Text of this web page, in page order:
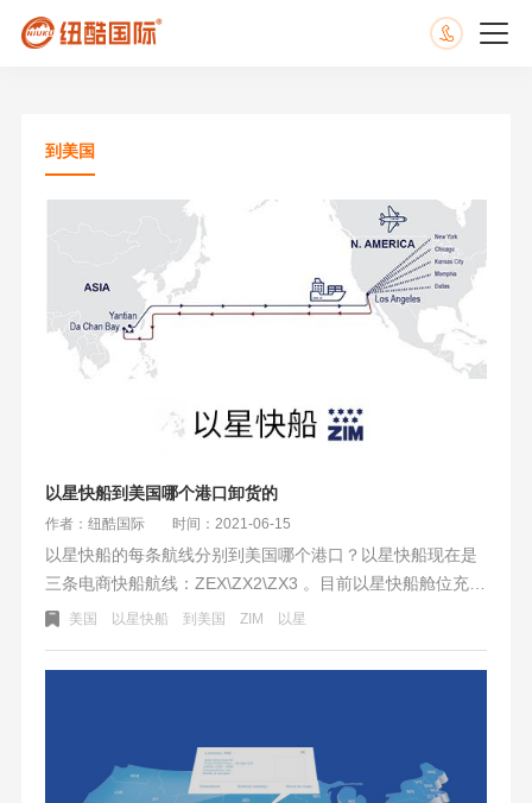
到美国
以星快船到美国哪个港口卸货的
作者：纽酷国际 时间：2021-06-15
以星快船的每条航线分别到美国哪个港口？以星快船现在是
三条电商快船航线：ZEX\ZX2\ZX3 。目前以星快船舱位充
足，开船相对稳定，作为除美森以外的另一条快船航线，是
斯、纽约那边的港口？
美国 以星快船 到美国 ZIM 以星